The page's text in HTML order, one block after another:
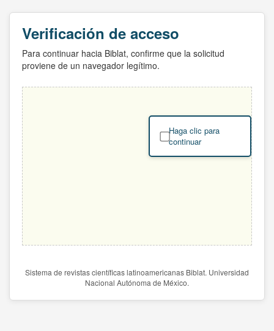
Verificación de acceso
Para continuar hacia Biblat, confirme que la solicitud
proviene de un navegador legítimo.
Haga clic para
continuar
Sistema de revistas científicas latinoamericanas Biblat. Universidad
Nacional Autónoma de México.